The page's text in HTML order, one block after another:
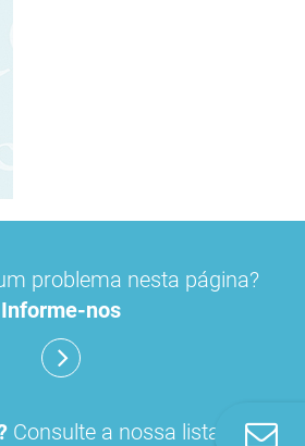
problema nesta página?
Informe-nos
Consulte a nossa lista de